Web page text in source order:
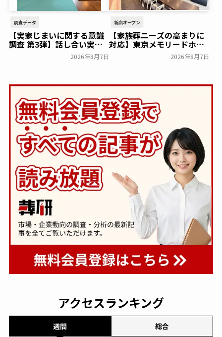
調査データ
【実家じまいに関する意識
調査 第3弾】話し合い実施
率は29.5％で前回から低
下。「大相続時代」でも家
2026年8月7日
新店オープン
【家族葬ニーズの高まりに
対応】東京メモリードホー
ルに貸切型家族葬空間『第
８ホール～Living～』オー
2026年8月7日
アクセスランキング
週間 総合